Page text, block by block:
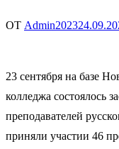
ОТ Admin2023
23 сентября на базе
колледжа состоялось
преподавателей
приняли участии 46